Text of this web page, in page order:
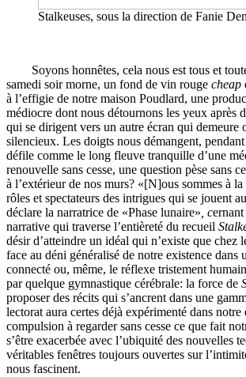
Stalkeuses, sous la direction de Fanie
Soyons honnêtes, cela nous est tous et
samedi soir morne, un fond de vin rouge cheap
à l’effigie de notre maison Poudlard, une
médiocre dont nous détournons les yeux après
qui se dirigent vers un autre écran qui demeure
silencieux. Les doigts nous démangent,
défile comme le long fleuve tranquille d’une
renouvelle sans cesse, une question pèse sans
à l’extérieur de nos murs? «[N]ous sommes à
rôles et spectateurs des intrigues qui se jouent
déclare la narratrice de «Phase lunaire» , c
narrative qui traverse l’entièreté du recueil
désir d’atteindre un idéal qui n’existe que chez
face au déni généralisé de notre existence dans
connecté ou, même, le réflexe tristement
par quelque gymnastique cérébrale: la force de
proposer des récits qui s’ancrent dans une
lectorat aura certes déjà expérimenté dans notre
compulsion à regarder sans cesse ce que fait
s’être exacerbée avec l’ubiquité des nouvelles
véritables fenêtres toujours ouvertes sur
nous fascinent.